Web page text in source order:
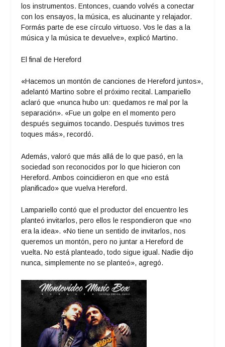
los instrumentos. Entonces, cuando volvés a conectar
con los ensayos, la música, es alucinante y relajador.
Formás parte de ese círculo virtuoso. Vos le das a la
música y la música te devuelve», explicó Martino.
El final de Hereford
«Hacemos un montón de canciones de Hereford juntos»,
adelantó Martino sobre el próximo recital. Lampariello
aclaró que «nunca hubo un: quedamos re mal por la
separación». «Fue un golpe en el momento pero
después seguimos tocando. Después tuvimos tres
toques más», recordó.
Además, valoró que más allá de lo que pasó, en la
sociedad son reconocidos por lo que hicieron con
Hereford. Ambos coincidieron en que «no está
planificado» que vuelva Hereford.
Lampariello contó que el productor del encuentro les
planteó invitarlos, pero ellos le respondieron que «no
era la idea». «No tiene un sentido de invitarlos, nos
queremos un montón, pero no juntar a Hereford de
vuelta. No está planteado, todo sigue igual. Nadie dijo
nunca, simplemente no se planteó», agregó.